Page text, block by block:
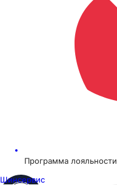
Программа лояльности
Шинсервис